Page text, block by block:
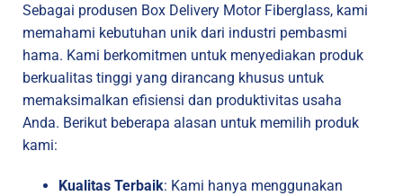
Sebagai produsen Box Delivery Motor Fiberglass, kami
memahami kebutuhan unik dari industri pembasmi
hama. Kami berkomitmen untuk menyediakan produk
berkualitas tinggi yang dirancang khusus untuk
memaksimalkan efisiensi dan produktivitas usaha
Anda. Berikut beberapa alasan untuk memilih produk
kami:
Kualitas Terbaik: Kami hanya menggunakan